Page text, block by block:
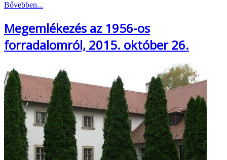
Bővebben...
Megemlékezés az 1956-os
forradalomról, 2015. október 26.